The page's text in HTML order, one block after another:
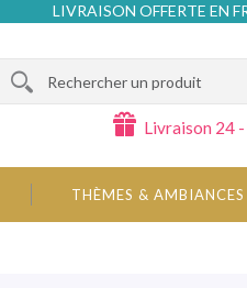
LIVRAISON OFFERTE EN
Livraison 24 -
THÈMES & AMBIANCES